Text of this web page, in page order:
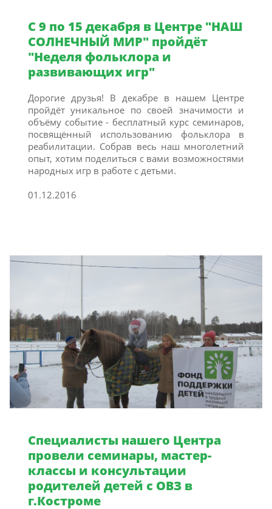
С 9 по 15 декабря в Центре "НАШ
СОЛНЕЧНЫЙ МИР" пройдёт
"Неделя фольклора и
развивающих игр"
Дорогие друзья! В декабре в нашем Центре
пройдёт уникальное по своей значимости и
объёму событие - бесплатный курс семинаров,
посвящённый использованию фольклора в
реабилитации. Собрав весь наш многолетний
опыт, хотим поделиться с вами возможностями
народных игр в работе с детьми.
01.12.2016
Специалисты нашего Центра
провели семинары, мастер-
классы и консультации
родителей детей с ОВЗ в
г.Костроме